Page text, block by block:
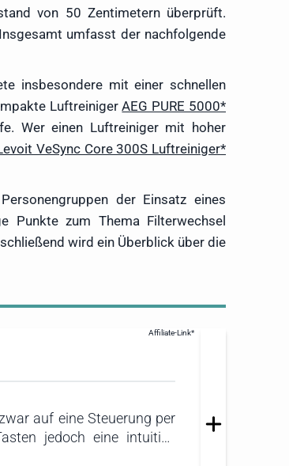
von 50 Zentimetern überprüft.
umfasst der nachfolgende
insbesondere mit einer schnellen
LuftreinigerAEG PURE 5000
Wer einen Luftreiniger mit hoher
VeSync Core 300S Luftreiniger
der Einsatz eines
Punkte zum Thema Filterwechsel
wird ein Überblick über die
auf eine Steuerung per
jedoch eine intuitive